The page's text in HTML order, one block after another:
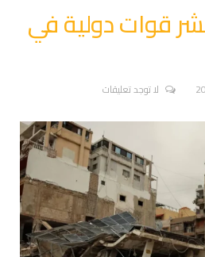
قوات دولية في
لا توجد تعليقات